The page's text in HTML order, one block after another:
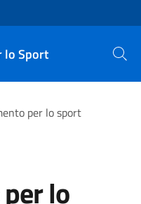
lo Sport Cerca
per lo sport
lo